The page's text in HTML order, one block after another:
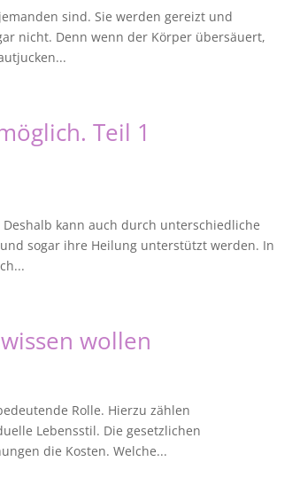
sind. Sie werden gereizt und
nicht. Denn wenn der Körper übersäuert,
Teil 1
kann auch durch unterschiedliche
sogar ihre Heilung unterstützt werden. In
wollen
Rolle. Hierzu zählen
Lebensstil. Die gesetzlichen
die Kosten. Welche...